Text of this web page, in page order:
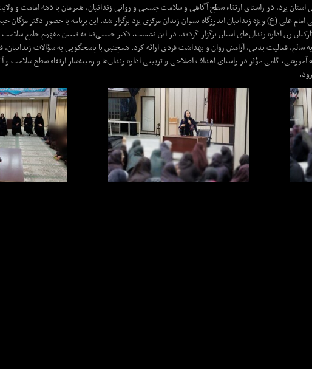
یزد، در راستای ارتقاء سطح آگاهی و سلامت جسمی و روانی زندانیان، همزمان با دهه امامت و
علی (ع) ویژه زندانیان اندرزگاه نسوان زندان مرکزی یزد برگزار شد. این برنامه با حضور دکتر مژگان
زن اداره زندان‌های استان برگزار گردید. در این نشست، دکتر حبیبی‌نیا به تبیین مفهوم جامع
سالم، فعالیت بدنی، آرامش روان و بهداشت فردی ارائه کرد. همچنین با پاسخگویی به سؤالات
گامی مؤثر در راستای اهداف اصلاحی و تربیتی اداره زندان‌ها و زمینه‌ساز ارتقاء سطح سلامت و